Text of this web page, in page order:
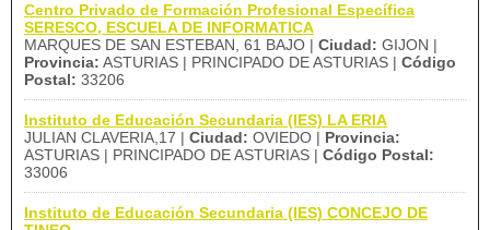
Centro Privado de Formación Profesional Específica
SERESCO, ESCUELA DE INFORMATICA
MARQUES DE SAN ESTEBAN, 61 BAJO | Ciudad: GIJON |
Provincia: ASTURIAS | PRINCIPADO DE ASTURIAS | Código
Postal: 33206
Instituto de Educación Secundaria (IES) LA ERIA
JULIAN CLAVERIA,17 | Ciudad: OVIEDO | Provincia:
ASTURIAS | PRINCIPADO DE ASTURIAS | Código Postal:
33006
Instituto de Educación Secundaria (IES) CONCEJO DE